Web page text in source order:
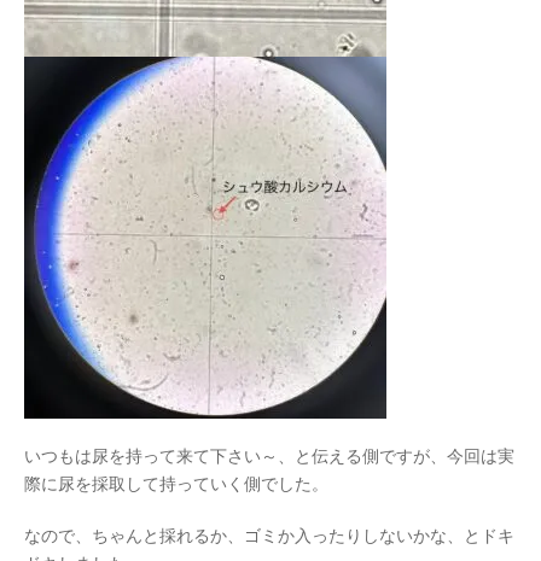
いつもは尿を持って来て下さい～、と伝える側ですが、今回は実
際に尿を採取して持っていく側でした。
なので、ちゃんと採れるか、ゴミか入ったりしないかな、とドキ